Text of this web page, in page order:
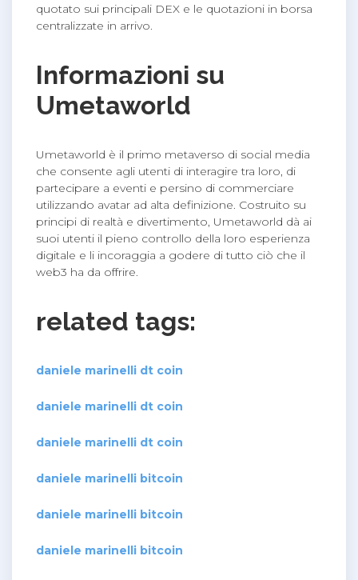
quotato sui principali DEX e le quotazioni in borsa
centralizzate in arrivo.
Informazioni su
Umetaworld
Umetaworld è il primo metaverso di social media
che consente agli utenti di interagire tra loro, di
partecipare a eventi e persino di commerciare
utilizzando avatar ad alta definizione. Costruito su
principi di realtà e divertimento, Umetaworld dà ai
suoi utenti il pieno controllo della loro esperienza
digitale e li incoraggia a godere di tutto ciò che il
web3 ha da offrire.
related tags:
daniele marinelli dt coin
daniele marinelli dt coin
daniele marinelli dt coin
daniele marinelli bitcoin
daniele marinelli bitcoin
daniele marinelli bitcoin